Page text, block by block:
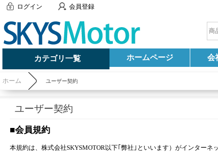
ログイン 会員登録
カテゴリ一覧 ホームページ 会
ホーム ユーザー契約
ユーザー契約
■会員規約
本規約は、株式会社SKYSMOTOR以下｢弊社｣といいます）がインター